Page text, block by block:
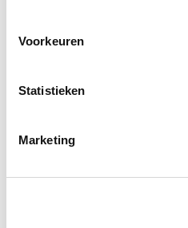
Voorkeuren
Statistieken
Marketing
Sectolin SE-210
Nog maar 4